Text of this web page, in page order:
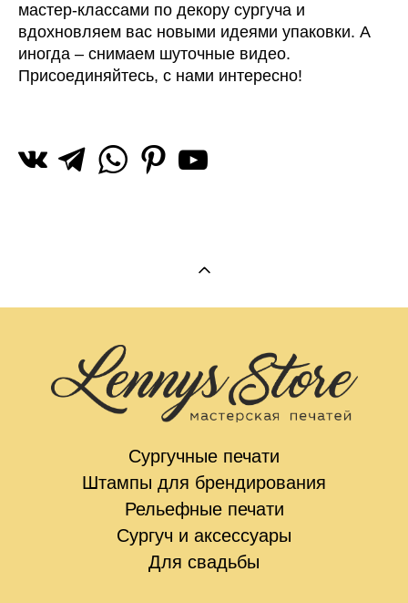
мастер-классами по декору сургуча и
вдохновляем вас новыми идеями упаковки. А
иногда – снимаем шуточные видео.
Присоединяйтесь, с нами интересно!
Сургучные печати
Штампы для брендирования
Рельефные печати
Сургуч и аксессуары
Для свадьбы